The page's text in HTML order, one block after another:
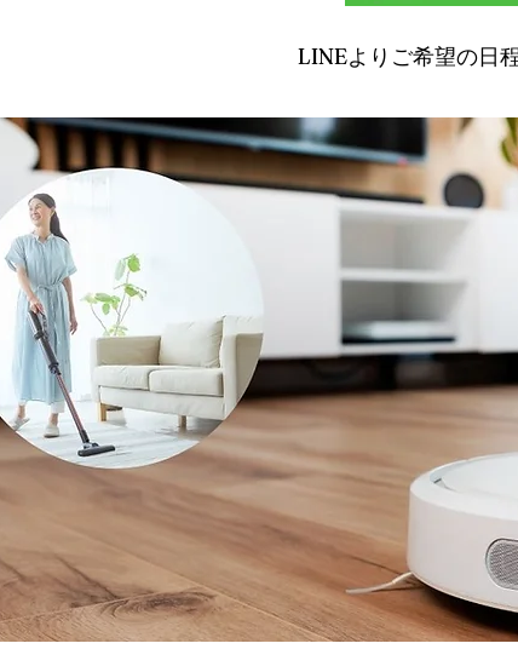
​LINEよりご希望の日